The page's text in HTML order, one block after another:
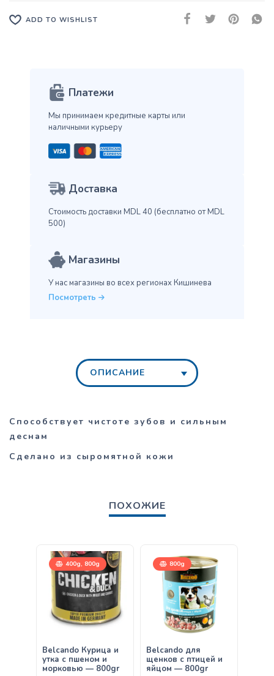
ADD TO WISHLIST
Платежи
Мы принимаем кредитные карты или
наличными курьеру
Доставка
Стоимость доставки MDL 40 (бесплатно от MDL
500)
Магазины
У нас магазины во всех регионах Кишинева
Посмотреть
ОПИСАНИЕ
Способствует чистоте зубов и сильным
деснам
Сделано из сыромятной кожи
ПОХОЖИЕ
400g, 800g
Belcando Курица и
утка с пшеном и
морковью — 800gr
800g
Belcando для
щенков с птицей и
яйцом — 800gr